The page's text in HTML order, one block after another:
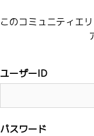
このコミュニティエ
ユーザーID
パスワード